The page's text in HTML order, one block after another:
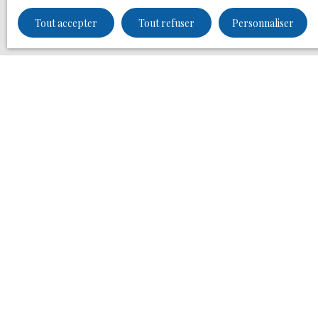
politique de
Tout accepter Tout refuser Personnaliser